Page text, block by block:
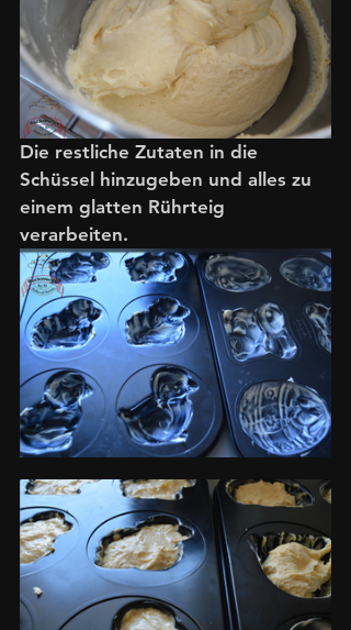
Die restliche Zutaten in die
Schüssel hinzugeben und alles zu
einem glatten Rührteig
verarbeiten.